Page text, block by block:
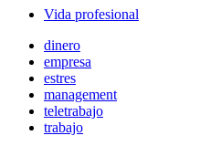
Vida profesional
dinero
empresa
estres
management
teletrabajo
trabajo